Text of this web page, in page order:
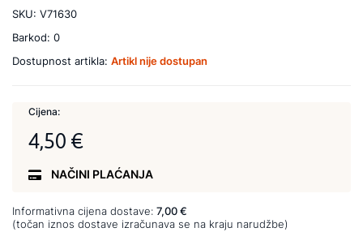
SKU: V71630
Barkod: 0
Dostupnost artikla: Artikl nije dostupan
Cijena:
4,50 €
NAČINI PLAĆANJA
Informativna cijena dostave: 7,00 €
(točan iznos dostave izračunava se na kraju narudžbe)